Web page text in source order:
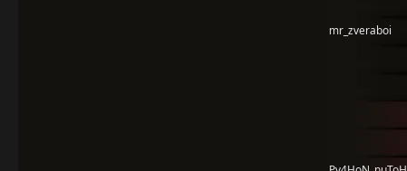
mr_zveraboi